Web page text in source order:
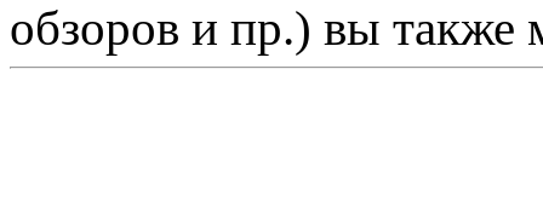
обзоров и пр.) вы также